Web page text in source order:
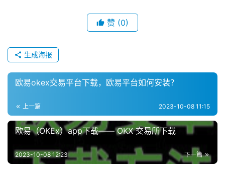
赞 (0)
生成海报
欧易okex交易平台下载，欧易平台如何安装？
上一篇 2023-10-08 11:15
欧易（OKEx）app下载—— OKX 交易所下载
下一篇
2023-10-08 12:23